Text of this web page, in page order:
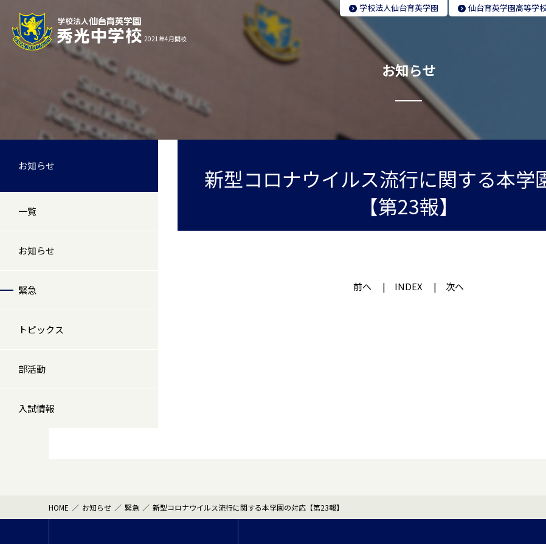
学校法人仙台育英学園 仙台育英学園高等学
2021年4月開校
お知らせ
新型コロナウイルス流行に関する本学
【第23報】
前へ INDEX 次へ
お知らせ
一覧
お知らせ
緊急
トピックス
部活動
入試情報
HOME お知らせ 緊急 新型コロナウイルス流行に関する本学園の対応【第23報】